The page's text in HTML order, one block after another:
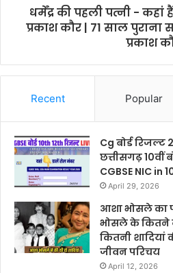
धर्मेंद्र की पहली पत्नी - कहां
प्रकाश कौर | 71 साल पुराना
प्रकाश
Recent Popular
Cg बोर्ड
छत्तीसगढ़ 10वीं
CGBSE NIC in
April 29, 2026
आशा भोसले का
भोसले के कितने
कितनी
जीवन परिचय
April 12, 2026